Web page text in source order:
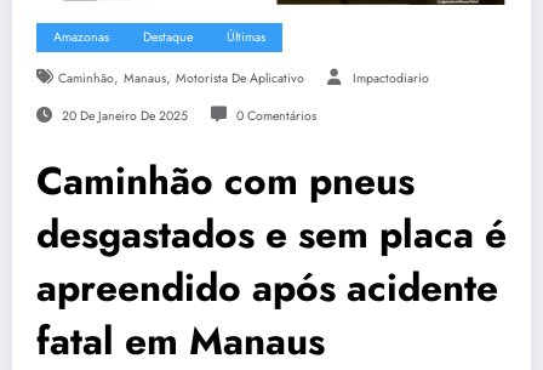
Amazonas Destaque Últimas
Caminhão, Manaus, Motorista De Aplicativo Impactodiario
20 De Janeiro De 2025 0 Comentários
Caminhão com pneus
desgastados e sem placa é
apreendido após acidente
fatal em Manaus